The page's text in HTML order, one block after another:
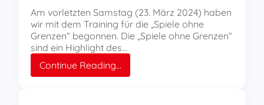
Am vorletzten Samstag (23. März 2024) haben
wir mit dem Training für die „Spiele ohne
Grenzen“ begonnen. Die „Spiele ohne Grenzen“
sind ein Highlight des…
Continue Reading…
Spiele